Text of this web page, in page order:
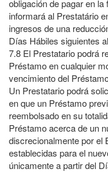
obligación de pagar en
informará al Prestatário
ingresos de una
Días Hábiles siguientes
7.8 El Prestatario podrá
Préstamo en cualquier
vencimiento del
Un Prestatario podrá
en que un Préstamo
reembolsado en su
Préstamo acerca de un
discrecionalmente por el
establecidas para el
únicamente a partir del